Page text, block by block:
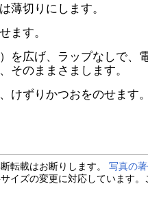
薄切りにします。
ます。
を広げ、ラップなしで、
そのままさまします。
けずりかつおをのせます。
転載はお断りします。 写真の
イズの変更に対応しています